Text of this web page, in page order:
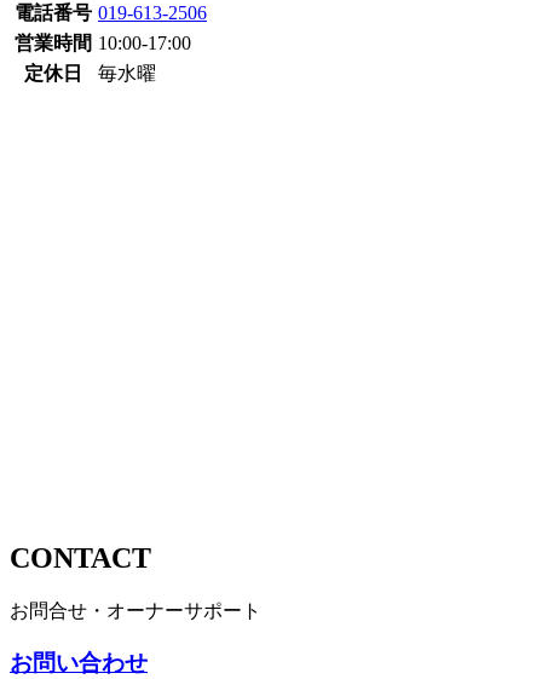
電話番号 019-613-2506
営業時間 10:00-17:00
定休日
毎水曜
CONTACT
お問合せ・オーナーサポート
お問い合わせ